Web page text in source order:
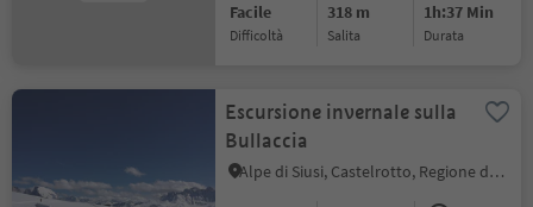
Facile
Difficoltà
318 m
Salita
1h:37 Min
durata
Escursione invernale sulla
Bullaccia
Alpe di Siusi, Castelrotto, Regione dolomitica Alpe di Siusi